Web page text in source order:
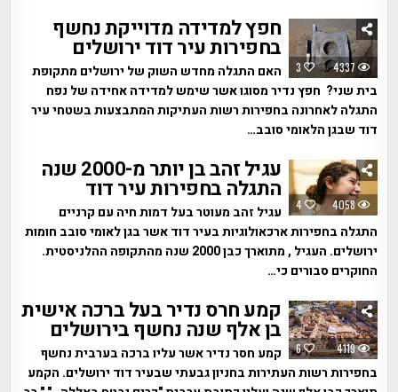
3 4337
חפץ למדידה מדוייקת נחשף
בחפירות עיר דוד ירושלים
האם התגלה מחדש השוק של ירושלים מתקופת
בית שני? חפץ נדיר מסוגו אשר שימש למדידה אחידה של נפח
התגלה לאחרונה בחפירות רשות העתיקות המתבצעות בשטחי עיר
דוד שבגן הלאומי סובב…
4 4058
עגיל זהב בן יותר מ-2000 שנה
התגלה בחפירות עיר דוד
עגיל זהב מעוטר בעל דמות חיה עם קרניים
התגלה בחפירות ארכאולוגיות בעיר דוד אשר בגן לאומי סובב חומות
ירושלים. העגיל , מתוארך כבן 2000 שנה מהתקופה ההלניסטית.
החוקרים סבורים כי…
6 4119
קמע חרס נדיר בעל ברכה אישית
בן אלף שנה נחשף בירושלים
קמע חסר נדיר אשר עליו ברכה בערבית נחשף
בחפירות רשות העתירות בחניון גבעתי שבעיר דוד ירושלים. הקמע